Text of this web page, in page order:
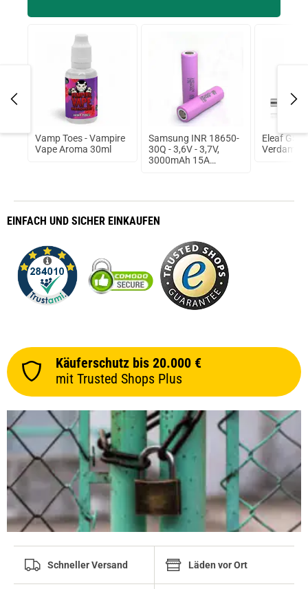
Vamp Toes - Vampire
Vape Aroma 30ml
Samsung INR 18650-
30Q - 3,6V - 3,7V,
3000mAh 15A
Eleaf GS
EINFACH UND SICHER EINKAUFEN
Käuferschutz bis 20.000 €
mit Trusted Shops Plus
Schneller Versand Läden vor Ort